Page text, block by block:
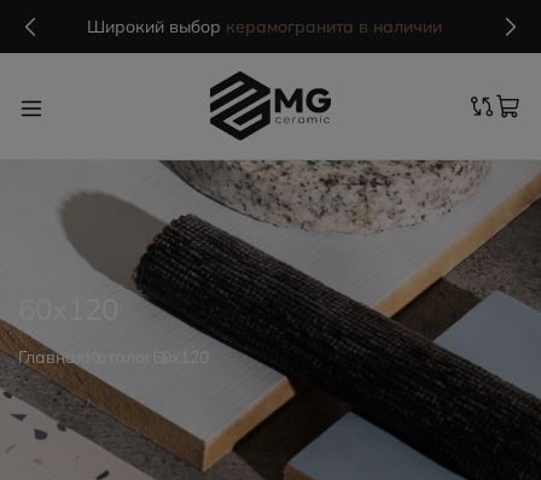
MG Ceramic- делаем красиво надолго
Главная 60x120